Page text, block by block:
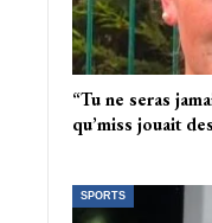
“Tu ne seras
qu’miss jouait
SPORTS